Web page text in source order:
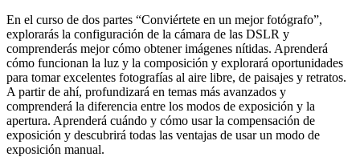
En el curso de dos partes “Conviértete en un mejor fotógrafo”,
explorarás la configuración de la cámara de las DSLR y
comprenderás mejor cómo obtener imágenes nítidas. Aprenderá
cómo funcionan la luz y la composición y explorará oportunidades
para tomar excelentes fotografías al aire libre, de paisajes y retratos.
A partir de ahí, profundizará en temas más avanzados y
comprenderá la diferencia entre los modos de exposición y la
apertura. Aprenderá cuándo y cómo usar la compensación de
exposición y descubrirá todas las ventajas de usar un modo de
exposición manual.